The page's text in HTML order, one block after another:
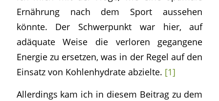
Ernährung nach dem Sport aussehen
könnte. Der Schwerpunkt war hier, auf
adäquate Weise die verloren gegangene
Energie zu ersetzen, was in der Regel auf den
Einsatz von Kohlenhydrate abzielte. [1]
Allerdings kam ich in diesem Beitrag zu dem